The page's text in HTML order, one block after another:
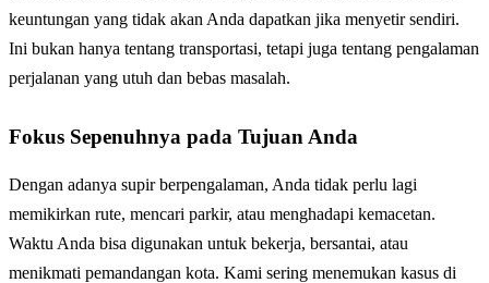
keuntungan yang tidak akan Anda dapatkan jika menyetir sendiri.
Ini bukan hanya tentang transportasi, tetapi juga tentang pengalaman
perjalanan yang utuh dan bebas masalah.
Fokus Sepenuhnya pada Tujuan Anda
Dengan adanya supir berpengalaman, Anda tidak perlu lagi
memikirkan rute, mencari parkir, atau menghadapi kemacetan.
Waktu Anda bisa digunakan untuk bekerja, bersantai, atau
menikmati pemandangan kota. Kami sering menemukan kasus di